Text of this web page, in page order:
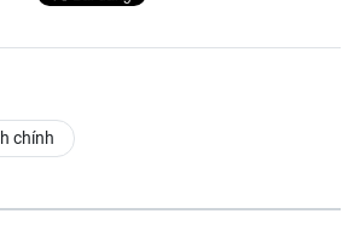
chính